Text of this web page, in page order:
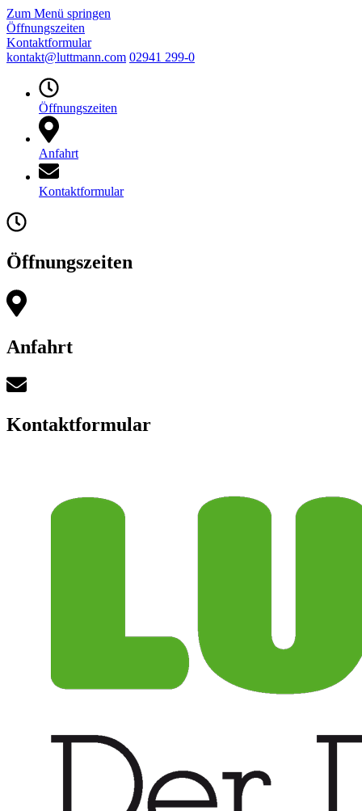
Zum Menü springen
Öffnungszeiten
Kontaktformular
kontakt@luttmann.com 02941 299-0
Öffnungszeiten
Anfahrt
Kontaktformular
Öffnungszeiten
Anfahrt
Kontaktformular